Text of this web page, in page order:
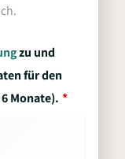
zu und
für den
Monate).